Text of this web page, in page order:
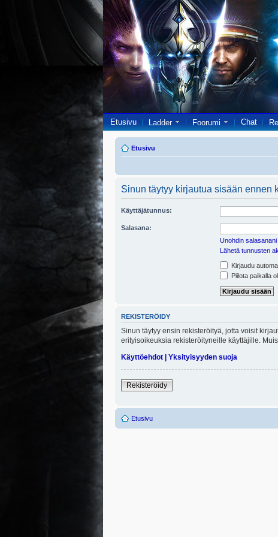
Etusivu Ladder Foorumi Chat
Etusivu
Sinun täytyy kirjautua sisään ennen
Käyttäjätunnus:
Salasana:
Unohdin salasanani
Lähetä tunnusten
Kirjaudu
Piilota paikalla
REKISTERÖIDY
Sinun täytyy ensin rekisteröityä, jotta voisit
erityisoikeuksia rekisteröityneille käyttäjille.
Käyttöehdot | Yksityisyyden suoja
Rekisteröidy
Etusivu